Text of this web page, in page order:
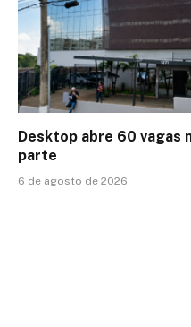
Desktop abre 60 vagas
parte
6 de agosto de 2026